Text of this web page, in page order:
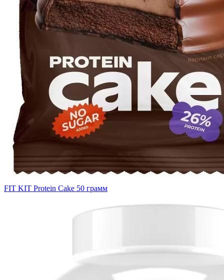
FIT KIT Protein Cake 50 грамм